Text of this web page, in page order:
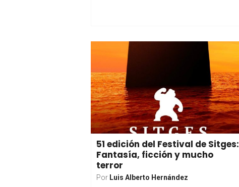
51 edición del Festival de Sitges:
Fantasía, ficción y mucho
terror
Por Luis Alberto Hernández